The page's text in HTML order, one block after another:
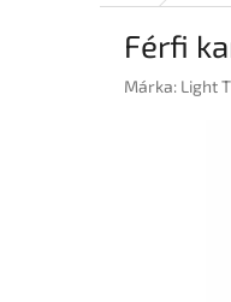
Férfi
Márka: Light